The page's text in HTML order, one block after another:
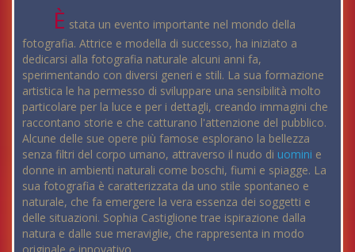
È stata un evento importante nel mondo della
fotografia. Attrice e modella di successo, ha iniziato a
dedicarsi alla fotografia naturale alcuni anni fa,
sperimentando con diversi generi e stili. La sua formazione
artistica le ha permesso di sviluppare una sensibilità molto
particolare per la luce e per i dettagli, creando immagini che
raccontano storie e che catturano l'attenzione del pubblico.
Alcune delle sue opere più famose esplorano la bellezza
senza filtri del corpo umano, attraverso il nudo di uomini e
donne in ambienti naturali come boschi, fiumi e spiagge. La
sua fotografia è caratterizzata da uno stile spontaneo e
naturale, che fa emergere la vera essenza dei soggetti e
delle situazioni. Sophia Castiglione trae ispirazione dalla
natura e dalle sue meraviglie, che rappresenta in modo
originale e innovativo.